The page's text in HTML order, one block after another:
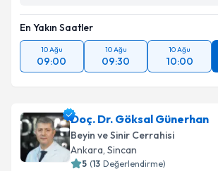
En Yakın Saatler
10 Ağu
09:00
10 Ağu
09:30
10 Ağu
10:00
Doç. Dr. Göksal Günerhan
Beyin ve Sinir Cerrahisi
Ankara, Sincan
5 (13 Değerlendirme)